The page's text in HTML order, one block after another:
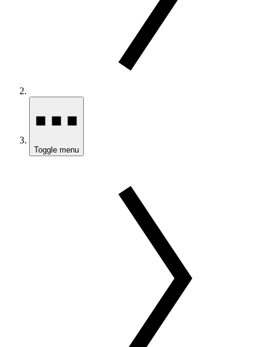
Toggle menu